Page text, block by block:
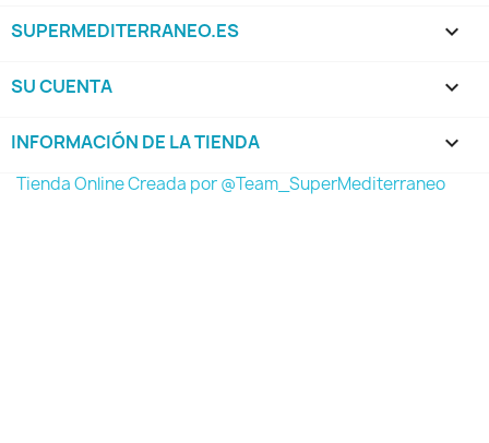
SUPERMEDITERRANEO.ES 
SU CUENTA 
INFORMACIÓN DE LA TIENDA keyboard_arrow_down
Tienda Online Creada por @Team_SuperMediterraneo